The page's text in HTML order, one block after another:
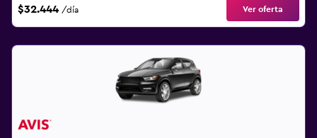
$32.444 /día Ver oferta